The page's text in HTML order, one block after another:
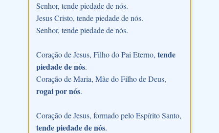
Senhor, tende piedade de nós.
Jesus Cristo, tende piedade de nós.
Senhor, tende piedade de nós.
Coração de Jesus, Filho do Pai Eterno, tende
piedade de nós.
Coração de Maria, Mãe do Filho de Deus,
rogai por nós.
Coração de Jesus, formado pelo Espírito Santo,
tende piedade de nós.